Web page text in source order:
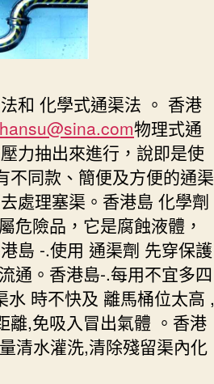
和 化學式通渠法 。 香港
物理式通
力抽出來進行，說即是使
不同款、簡便及方便的通渠
處理塞渠。香港島 化學劑
危險品，它是腐蝕液體，
島 -.使用 通渠劑 先穿保護
通。香港島-.每用不宜多四
時不快及 離馬桶位太高 ,
離,免吸入冒出氣體 。香港
清水灌洗,清除殘留渠內化